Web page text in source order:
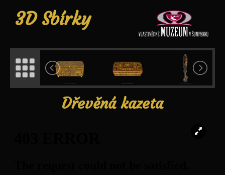
3D Sbírky
Dřevěná kazeta